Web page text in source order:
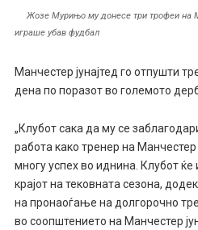
Жозе Мурињо му донесе три трофеи на
играше убав фудбал
Манчестер јунајтед го отпушти
дена по поразот во големото
„Клубот сака да му се
работа како тренер на Манчестер
многу успех во иднина. Клубот
крајот на тековната сезона,
на пронаоѓање на долгорочно
во соопштението на Манчестер